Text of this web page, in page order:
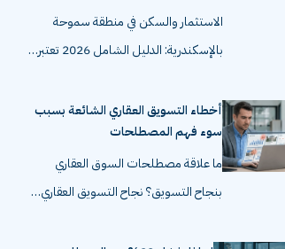
الاستثمار والسكن في منطقة سموحة
بالإسكندرية: الدليل الشامل 2026 تعتبر…
أخطاء التسويق العقاري الشائعة بسبب
سوء فهم المصطلحات
ما علاقة مصطلحات السوق العقاري
بنجاح التسويق؟ نجاح التسويق العقاري…